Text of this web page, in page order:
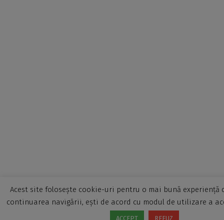
Acest site folosește cookie-uri pentru o mai bună experiență
continuarea navigării, ești de acord cu modul de utilizare a
ACCEPT REFUZ